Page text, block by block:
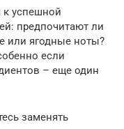
к успешной
предпочитают ли
или ягодные ноты?
если
– еще один
заменять